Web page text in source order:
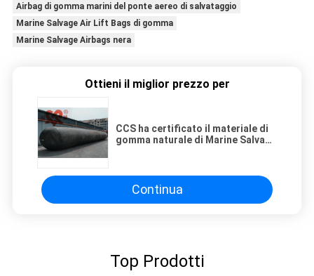
Airbag di gomma marini del ponte aereo di salvataggio
Marine Salvage Air Lift Bags di gomma
Marine Salvage Airbags nera
Ottieni il miglior prezzo per
CCS ha certificato il materiale di
gomma naturale di Marine Salvage
Continua
Top Prodotti